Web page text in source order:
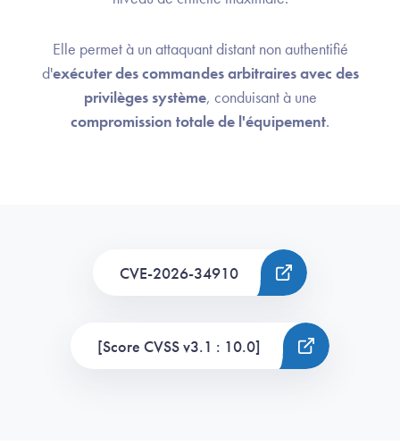
Elle permet à un attaquant distant non authentifié
d'exécuter des commandes arbitraires avec des
privilèges système, conduisant à une
compromission totale de l'équipement.
CVE-2026-34910
[Score CVSS v3.1 : 10.0]